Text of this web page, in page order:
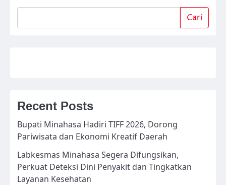
Cari
Recent Posts
Bupati Minahasa Hadiri TIFF 2026, Dorong
Pariwisata dan Ekonomi Kreatif Daerah
Labkesmas Minahasa Segera Difungsikan,
Perkuat Deteksi Dini Penyakit dan Tingkatkan
Layanan Kesehatan